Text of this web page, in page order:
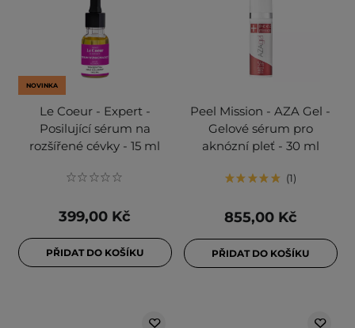
NOVINKA
Le Coeur - Expert -
Posilující sérum na
rozšířené cévky - 15 ml
399,00 Kč
PŘIDAT DO KOŠÍKU
Peel Mission - AZA Gel -
Gelové sérum pro
aknózní pleť - 30 ml
1
855,00 Kč
PŘIDAT DO KOŠÍKU